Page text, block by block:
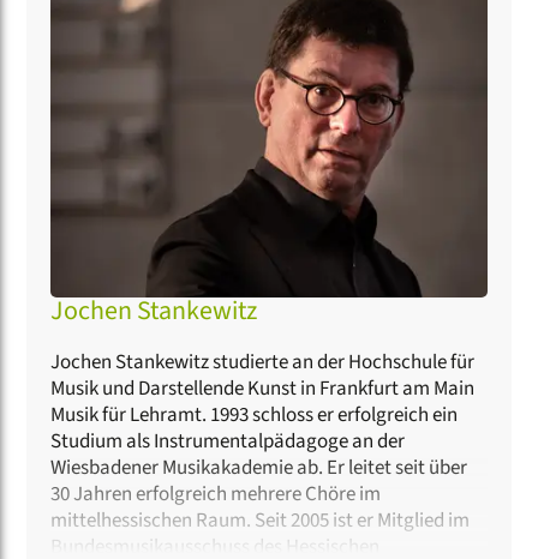
vorstellen können. Und weil sie es lieben, so lange an
den Stücken zu arbeiten, bis sie für Gänsehaut
sorgen. Mit ihren Konzerten möchteReine
das Publikum ein kleines Stück an
ihrem Glück teilhaben lassen.
Jochen Stankewitz
Jochen Stankewitz studierte an der Hochschule für
Musik und Darstellende Kunst in Frankfurt am Main
Musik für Lehramt. 1993 schloss er erfolgreich ein
Studium als Instrumentalpädagoge an der
Wiesbadener Musikakademie ab. Er leitet seit über
30 Jahren erfolgreich mehrere Chöre im
mittelhessischen Raum. Seit 2005 ist er Mitglied im
Bundesmusikausschuss des Hessischen